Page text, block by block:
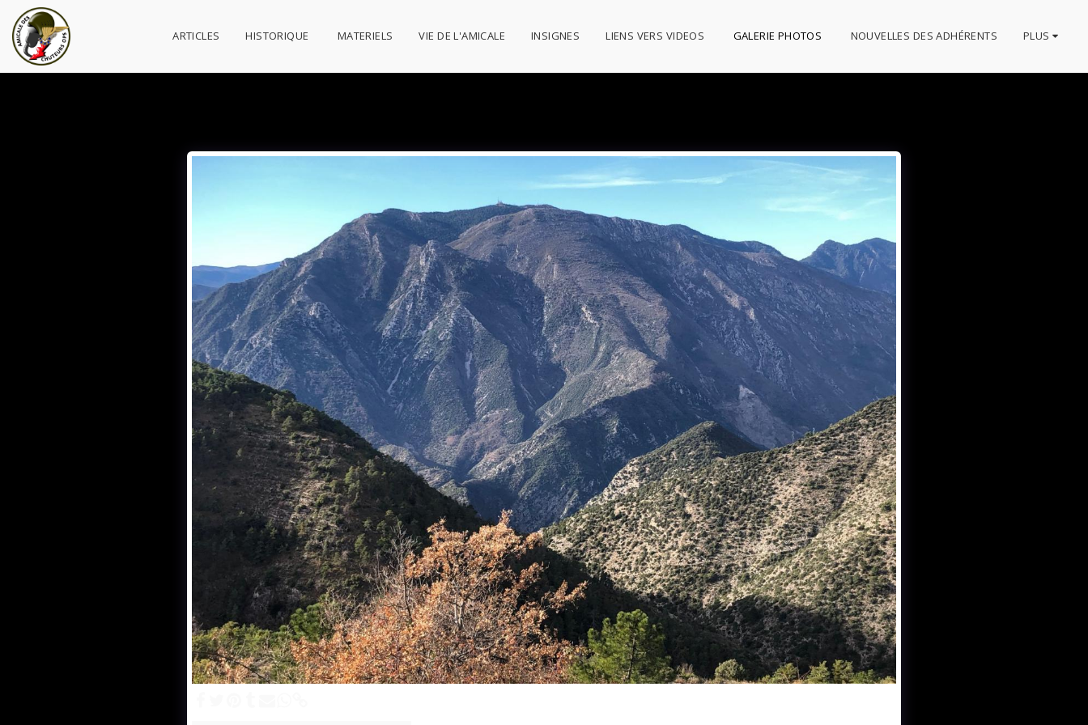
ARTICLES HISTORIQUE MATERIELS VIE DE L'AMICALE INSIGNES LIENS VERS VIDEOS GALERIE PHOTOS NOUVELLES DES ADHÉRENTS PLUS